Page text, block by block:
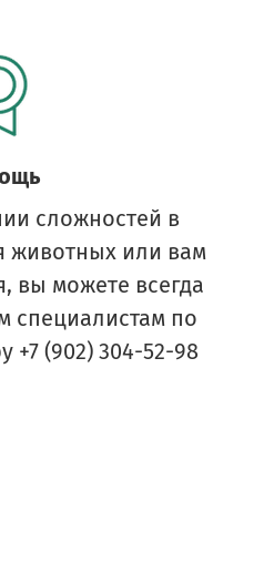
сложностей в
животных или вам
вы можете всегда
специалистам по
+7 (902) 304-52-98